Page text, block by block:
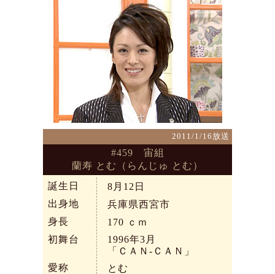
2011/1/16放送
#459 宙組
蘭寿 とむ（らんじゅ とむ）
誕生日
8月12日
出身地
兵庫県西宮市
身長
170 ｃｍ
初舞台
1996年3月
「ＣＡＮ-ＣＡＮ」
愛称
とむ